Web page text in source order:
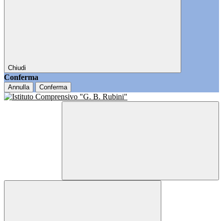
Chiudi
Conferma
Annulla Conferma